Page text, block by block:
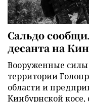
Сальдо
десанта на
Вооруженные силы
территории
области и
Кинбурнской косе,